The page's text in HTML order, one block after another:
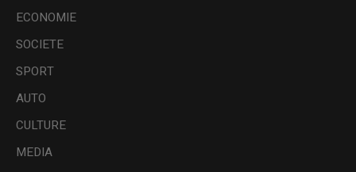
ECONOMIE
SOCIETE
SPORT
AUTO
CULTURE
MEDIA